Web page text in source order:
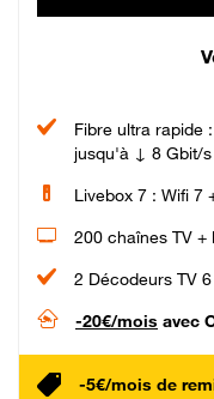
Fibre ultra rapide :
jusqu'à ↓ 8 Gbit/
Livebox 7 : Wifi 7
200 chaînes TV +
2 Décodeurs TV 6
-20€/mois avec
-5€/mois de